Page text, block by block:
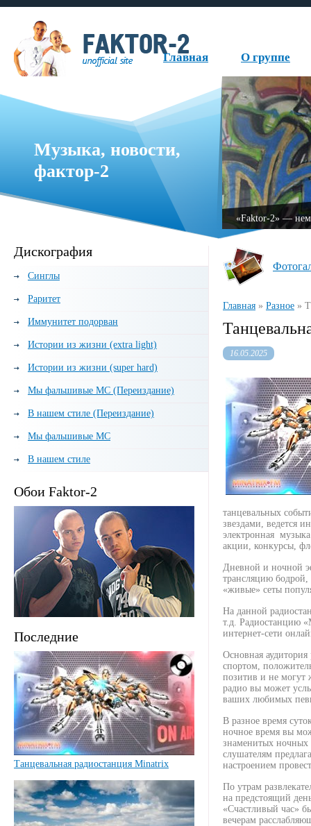
Главная О группе
Музыка, новости,
фактор-2
образованная в 1999 году. «Fаktor-2» —
Дискография
Синглы
Раритет
Иммунитет подорван
Истории из жизни (extra light)
Истории из жизни (super hard)
Мы фальшивые МС (Переиздание)
В нашем стиле (Переиздание)
Мы фальшивые МС
В нашем стиле
Обои Faktor-2
Последние
Танцевальная радиостанция Minatrix
Главная » Разное »
16.05.2025
танцевальных
звездами, ведется
электронная
акции, конкурсы,
Дневной и ночной
трансляцию
«живые» сеты
На данной
т.д. Радиостанцию
интернет-сети
Основная
спортом,
позитив и не могут
радио вы может
ваших любимых
В разное время
ночное время вы
знаменитых ночных
слушателям
настроением
По утрам
на предстоящий
«Счастливый час»
вечерам